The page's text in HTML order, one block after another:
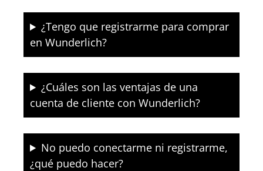
¿Tengo que registrarme para comprar
en Wunderlich?
¿Cuáles son las ventajas de una
cuenta de cliente con Wunderlich?
No puedo conectarme ni registrarme,
¿qué puedo hacer?